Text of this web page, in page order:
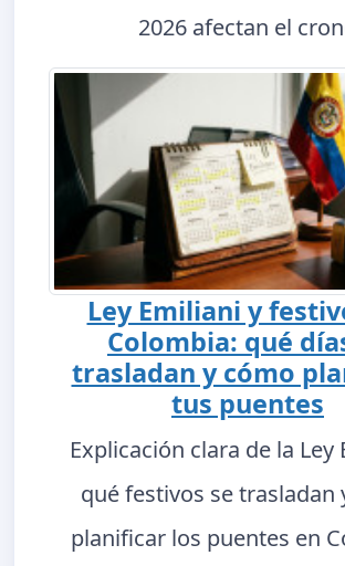
2026 afectan el
Ley Emiliani y
Colombia: qué
trasladan y cómo
tus puentes
Explicación clara de la Ley
qué festivos se trasladan
planificar los puentes en